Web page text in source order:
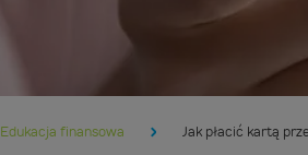
Edukacja finansowa Jak płacić kartą